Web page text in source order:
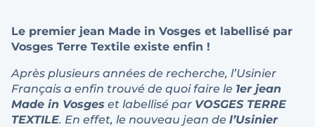
Le premier jean Made in Vosges et labellisé par
Vosges Terre Textile existe enfin !
Après plusieurs années de recherche, l’Usinier
Français a enfin trouvé de quoi faire le 1er jean
Made in Vosges et labellisé par VOSGES TERRE
TEXTILE. En effet, le nouveau jean de l’Usinier